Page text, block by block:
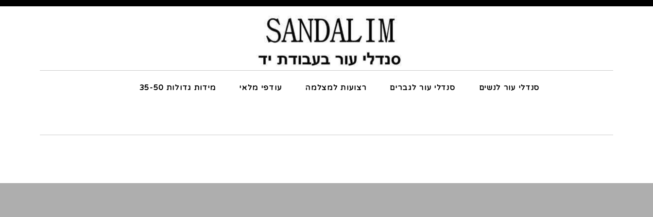
סנדלי עור לנשים סנדלי עור לגברים רצועות למצלמה עודפי מלאי מידות גדולות 35-50